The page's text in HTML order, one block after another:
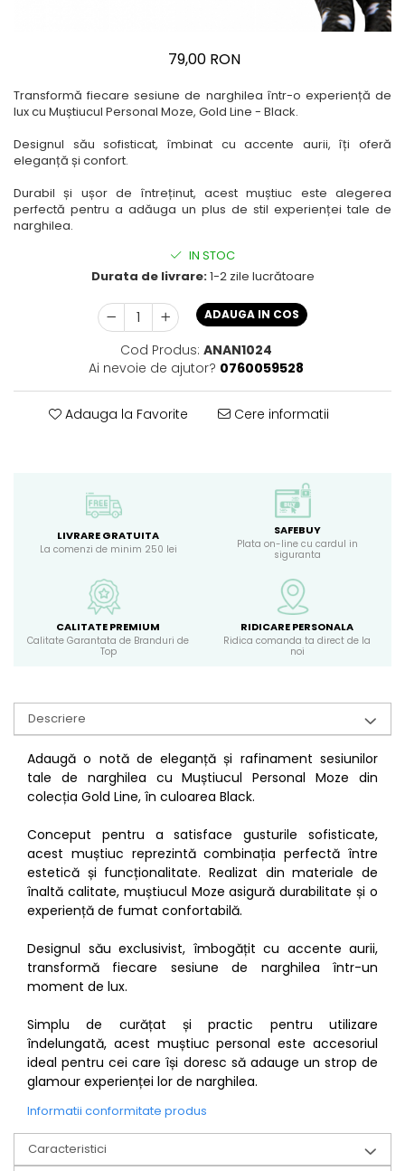
79,00 RON
Transformă fiecare sesiune de narghilea într-o experiență de
lux cu Muștiucul Personal Moze, Gold Line - Black.
Designul său sofisticat, îmbinat cu accente aurii, îți oferă
eleganță și confort.
Durabil și ușor de întreținut, acest muștiuc este alegerea
perfectă pentru a adăuga un plus de stil experienței tale de
narghilea.
IN STOC
Durata de livrare:1-2 zile lucrătoare
ADAUGA IN COS
Cod Produs: ANAN1024
Ai nevoie de ajutor? 0760059528
Adauga la Favorite Cere informatii
LIVRARE GRATUITA
La comenzi de minim 250 lei
SAFEBUY
Plata on-line cu cardul in
siguranta
CALITATE PREMIUM
Calitate Garantata de Branduri de
Top
RIDICARE PERSONALA
Ridica comanda ta direct de la
noi
Descriere
Adaugă o notă de eleganță și rafinament sesiunilor
tale de narghilea cu Muștiucul Personal Moze din
colecția Gold Line, în culoarea Black.
Conceput pentru a satisface gusturile sofisticate,
acest muștiuc reprezintă combinația perfectă între
estetică și funcționalitate. Realizat din materiale de
înaltă calitate, muștiucul Moze asigură durabilitate și o
experiență de fumat confortabilă.
Designul său exclusivist, îmbogățit cu accente aurii,
transformă fiecare sesiune de narghilea într-un
moment de lux.
Simplu de curățat și practic pentru utilizare
îndelungată, acest muștiuc personal este accesoriul
ideal pentru cei care își doresc să adauge un strop de
glamour experienței lor de narghilea.
Informatii conformitate produs
Caracteristici